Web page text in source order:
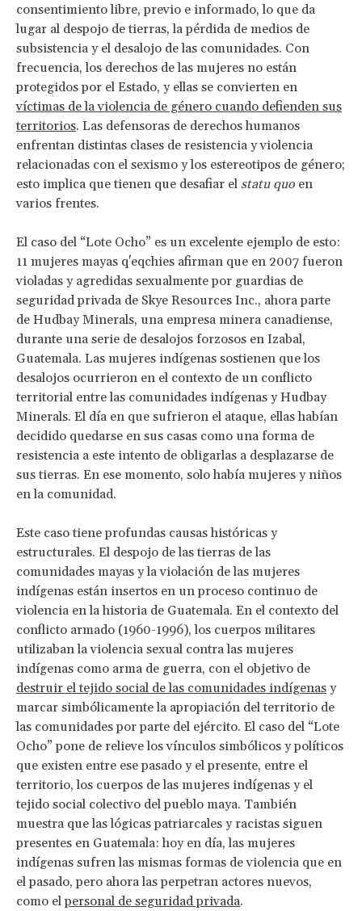
consentimiento libre, previo e informado, lo que da
lugar al despojo de tierras, la pérdida de medios de
subsistencia y el desalojo de las comunidades. Con
frecuencia, los derechos de las mujeres no están
protegidos por el Estado, y ellas se convierten en
víctimas de la violencia de género cuando defienden sus
territorios. Las defensoras de derechos humanos
enfrentan distintas clases de resistencia y violencia
relacionadas con el sexismo y los estereotipos de género;
esto implica que tienen que desafiar el statu quo en
varios frentes.
El caso del “Lote Ocho” es un excelente ejemplo de esto:
11 mujeres mayas q'eqchies afirman que en 2007 fueron
violadas y agredidas sexualmente por guardias de
seguridad privada de Skye Resources Inc., ahora parte
de Hudbay Minerals, una empresa minera canadiense,
durante una serie de desalojos forzosos en Izabal,
Guatemala. Las mujeres indígenas sostienen que los
desalojos ocurrieron en el contexto de un conflicto
territorial entre las comunidades indígenas y Hudbay
Minerals. El día en que sufrieron el ataque, ellas habían
decidido quedarse en sus casas como una forma de
resistencia a este intento de obligarlas a desplazarse de
sus tierras. En ese momento, solo había mujeres y niños
en la comunidad.
Este caso tiene profundas causas históricas y
estructurales. El despojo de las tierras de las
comunidades mayas y la violación de las mujeres
indígenas están insertos en un proceso continuo de
violencia en la historia de Guatemala. En el contexto del
conflicto armado (1960-1996), los cuerpos militares
utilizaban la violencia sexual contra las mujeres
indígenas como arma de guerra, con el objetivo de
destruir el tejido social de las comunidades indígenas y
marcar simbólicamente la apropiación del territorio de
las comunidades por parte del ejército. El caso del “Lote
Ocho” pone de relieve los vínculos simbólicos y políticos
que existen entre ese pasado y el presente, entre el
territorio, los cuerpos de las mujeres indígenas y el
tejido social colectivo del pueblo maya. También
muestra que las lógicas patriarcales y racistas siguen
presentes en Guatemala: hoy en día, las mujeres
indígenas sufren las mismas formas de violencia que en
el pasado, pero ahora las perpetran actores nuevos,
como elpersonal de seguridad privada.